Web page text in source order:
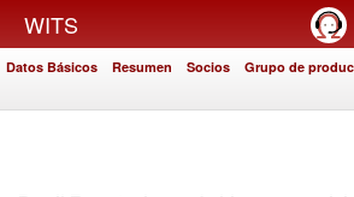
WITS
Datos Básicos Resumen Socios Grupo de